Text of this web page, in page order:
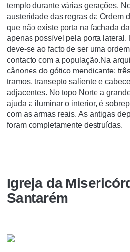
templo durante várias gerações.
austeridade das regras da Ordem
que não existe porta na fachada
apenas possível pela porta lateral.
deve-se ao facto de ser uma
contacto com a população.Na
cânones do gótico mendicante:
tramos, transepto saliente e
adjacentes. No topo Norte a
ajuda a iluminar o interior, é
com as armas reais. As antigas
foram completamente destruídas.
Igreja da
Santarém